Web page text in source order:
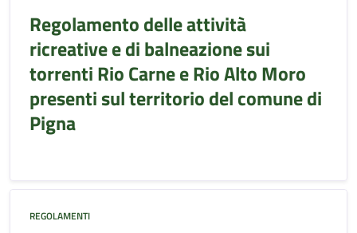
Regolamento delle attività
ricreative e di balneazione sui
torrenti Rio Carne e Rio Alto Moro
presenti sul territorio del comune di
Pigna
REGOLAMENTI